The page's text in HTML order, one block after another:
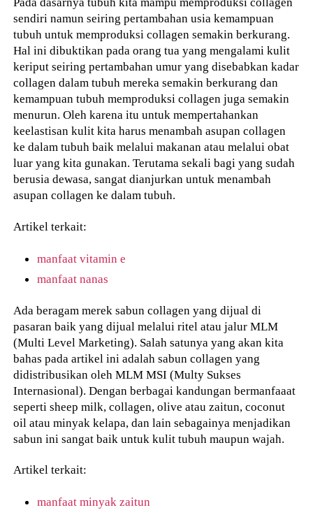
sendiri namun seiring pertambahan usia kemampuan
tubuh untuk memproduksi collagen semakin berkurang.
Hal ini dibuktikan pada orang tua yang mengalami kulit
keriput seiring pertambahan umur yang disebabkan kadar
collagen dalam tubuh mereka semakin berkurang dan
kemampuan tubuh memproduksi collagen juga semakin
menurun. Oleh karena itu untuk mempertahankan
keelastisan kulit kita harus menambah asupan collagen
ke dalam tubuh baik melalui makanan atau melalui obat
luar yang kita gunakan. Terutama sekali bagi yang sudah
berusia dewasa, sangat dianjurkan untuk menambah
asupan collagen ke dalam tubuh.
Artikel terkait:
manfaat vitamin e
manfaat nanas
Ada beragam merek sabun collagen yang dijual di
pasaran baik yang dijual melalui ritel atau jalur MLM
(Multi Level Marketing). Salah satunya yang akan kita
bahas pada artikel ini adalah sabun collagen yang
didistribusikan oleh MLM MSI (Multy Sukses
Internasional). Dengan berbagai kandungan bermanfaaat
seperti sheep milk, collagen, olive atau zaitun, coconut
oil atau minyak kelapa, dan lain sebagainya menjadikan
sabun ini sangat baik untuk kulit tubuh maupun wajah.
Artikel terkait:
manfaat minyak zaitun